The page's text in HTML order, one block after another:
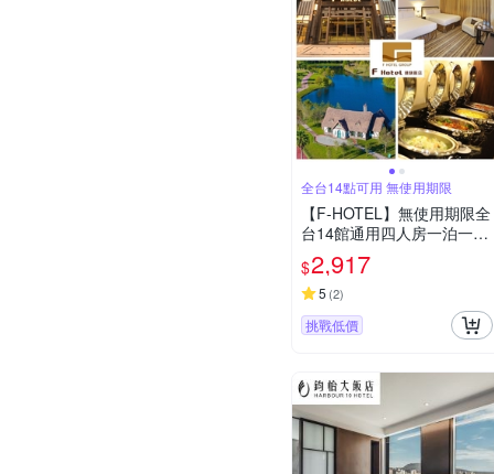
全台14點可用 無使用期限
【F-HOTEL】無使用期限全
台14館通用四人房一泊一食
住宿券指定館別加碼贈晚餐
or下午茶or伴手禮
$2,917
5 (2)
挑戰低價